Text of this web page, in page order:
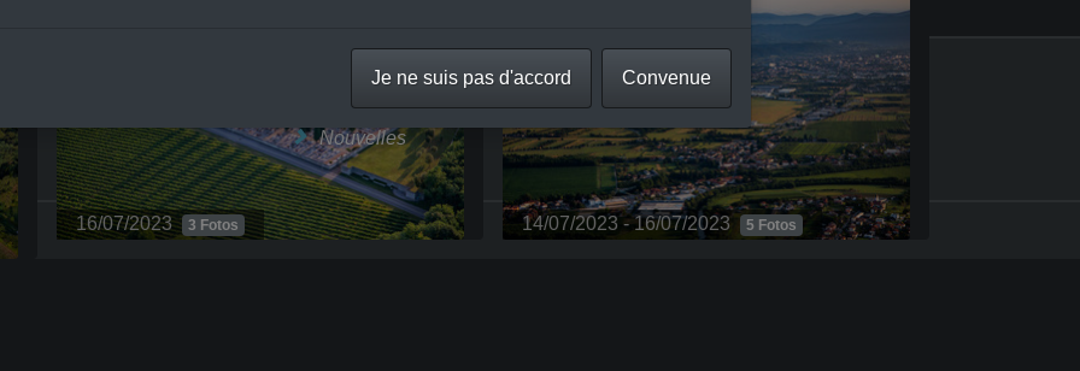
16/07/2023 1 Fotos 16/07/2023 16 Fotos
03/04/2017 3 Fotos 16/07/2023 3 Fotos
16/07/2023 3 Fotos 14/07/2023 - 16/07/2023 5 Fotos
Photos aériennes
Des prix
Nouvelles
Je ne suis pas d'accord Convenue